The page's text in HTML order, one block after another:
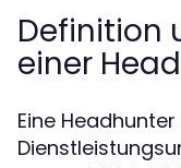
Definition
einer
Eine